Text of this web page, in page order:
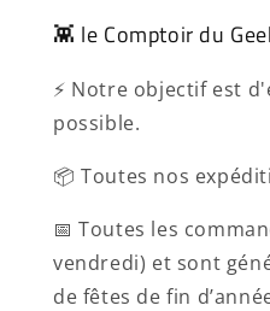
👾 le Comptoir du
⚡ Notre objectif est
possible.
📦 Toutes nos
📅 Toutes les
vendredi) et sont
de fêtes de fin